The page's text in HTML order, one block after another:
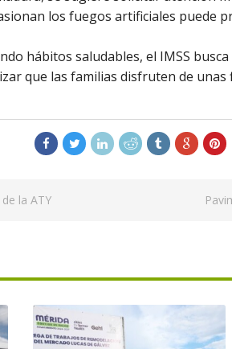
los fuegos artificiales puede
hábitos saludables, el IMSS
que las familias disfruten de unas
la ATY